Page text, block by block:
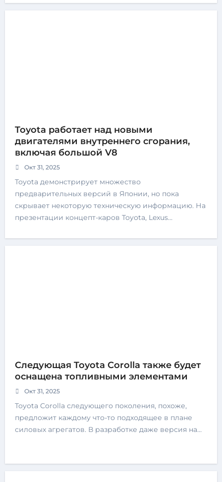
Toyota работает над новыми
двигателями внутреннего сгорания,
включая большой V8
Окт 31, 2025
Toyota демонстрирует множество
предварительных версий в Японии, но пока
скрывает некоторую техническую информацию. На
презентации концепт-каров Toyota, Lexus…
Следующая Toyota Corolla также будет
оснащена топливными элементами
Окт 31, 2025
Toyota Corolla следующего поколения, похоже,
предложит каждому что-то подходящее в плане
силовых агрегатов. В разработке даже версия на…